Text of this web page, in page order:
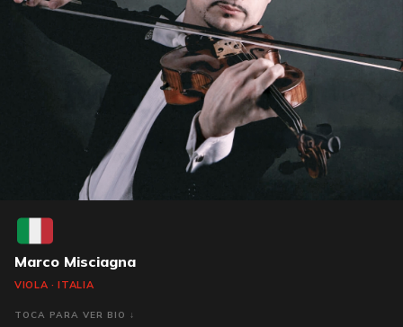
Marco Misciagna
VIOLA · ITALIA